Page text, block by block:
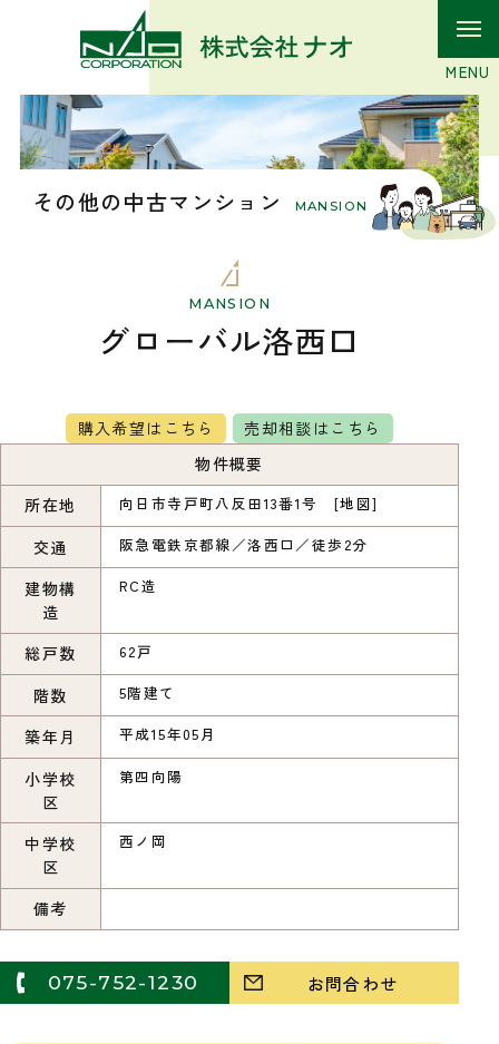
その他の中古マンション MANSION
MANSION
グローバル洛西口
購入希望はこちら
売却相談はこちら
物件概要
所在地
向日市寺戸町八反田13番1号 [地図]
交通 阪急電鉄京都線／洛西口／徒歩2分
建物構
造
RC造
総戸数 62戸
階数 5階建て
築年月 平成15年05月
小学校
区
第四向陽
中学校
区
西ノ岡
備考
075-752-1230 お問合わせ